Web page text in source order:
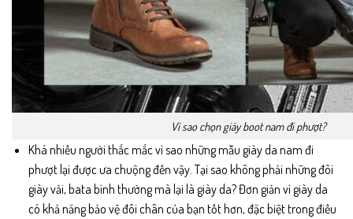
Vì sao chọn giày boot nam đi phượt?
Khá nhiều người thắc mắc vì sao những mẫu giày da nam đi
phượt lại được ưa chuộng đến vậy. Tại sao không phải những đôi
giày vải, bata bình thường mà lại là giày da? Đơn giản vì giày da
có khả năng bảo vệ đôi chân của bạn tốt hơn, đặc biệt trong điều